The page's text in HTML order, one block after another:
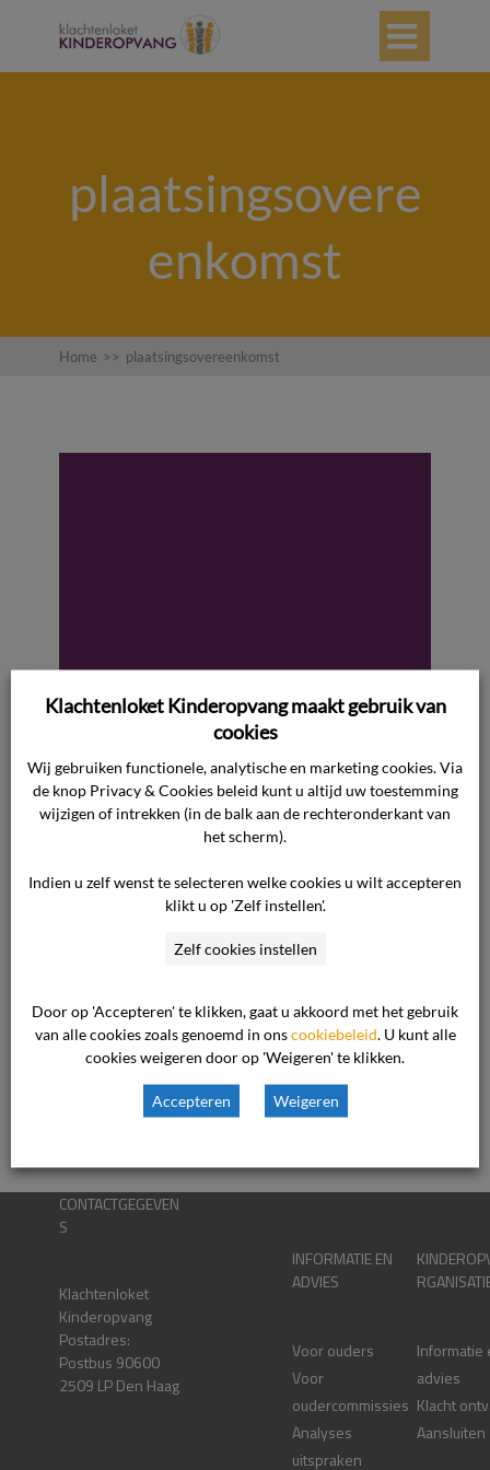

plaatsingsovere
enkomst
Home >> plaatsingsovereenkomst
gedrag ouder
Waar gaat de uitspraak over? Het geschil
betreft de vraag of de ondernemer gerechtigd
was de plaatsingsovereenkomsten voor de
opvang van twee kinderen van de consument
eenzijdig te beëindigen per 1 september 2024.
Consument stelt dat er geen onveilige situatie
of bedreiging is, omdat zij slechts haar zorgen
heeft geuit over een overplaatsing, gezamenlijk
Lees verder
26 augustus 2024
CONTACTGEGEVEN
S
Klachtenloket
Kinderopvang
Postadres:
Postbus 90600
2509 LP Den Haag
INFORMATIE EN
ADVIES
Voor ouders
Voor
oudercommissies
Analyses
uitspraken
Informatie
advies
Klacht
Aansluiten
Klachtenloket Kinderopvang maakt gebruik van
cookies
Wij gebruiken functionele, analytische en marketing cookies. Via
de knop Privacy & Cookies beleid kunt u altijd uw toestemming
wijzigen of intrekken (in de balk aan de rechteronderkant van
het scherm).
Indien u zelf wenst te selecteren welke cookies u wilt accepteren
klikt u op 'Zelf instellen'.
Zelf cookies instellen
Door op 'Accepteren' te klikken, gaat u akkoord met het gebruik
van alle cookies zoals genoemd in onscookiebeleid . U kunt alle
cookies weigeren door op 'Weigeren' te klikken.
Accepteren Weigeren